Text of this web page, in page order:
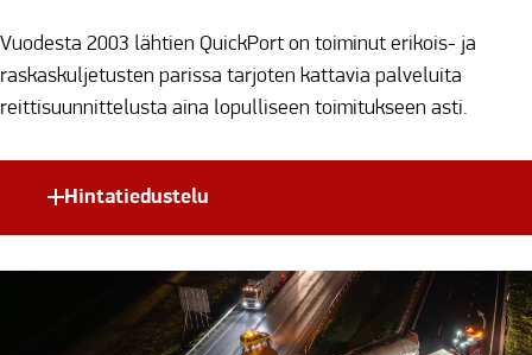
Vuodesta 2003 lähtien QuickPort on toiminut erikois- ja
raskaskuljetusten parissa tarjoten kattavia palveluita
reittisuunnittelusta aina lopulliseen toimitukseen asti.
Hintatiedustelu